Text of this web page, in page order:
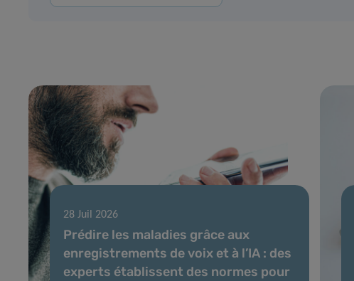
28 Juil 2026
Prédire les maladies grâce aux
enregistrements de voix et à l’IA : des
experts établissent des normes pour